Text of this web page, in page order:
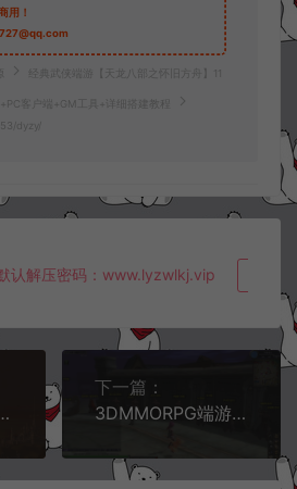
用！
经典武侠端游【天龙八部之怀旧方舟】11
客户端+GM工具+详细搭建教程
dyzy/
认解压密码：www.lyzwlkj.vip
理Win一键服务端+假人陪玩+PC客户端+架设教程
下一篇：
3DMMORPG端游【新挑战OL十二职业】11月最新整理Win半手工服务端+GM工具+PC客户端+详细搭建教程